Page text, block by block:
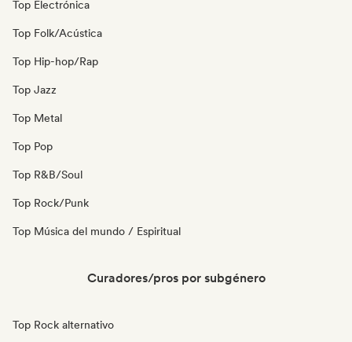
Top Electrónica
Top Folk/Acústica
Top Hip-hop/Rap
Top Jazz
Top Metal
Top Pop
Top R&B/Soul
Top Rock/Punk
Top Música del mundo / Espiritual
Curadores/pros por subgénero
Top Rock alternativo